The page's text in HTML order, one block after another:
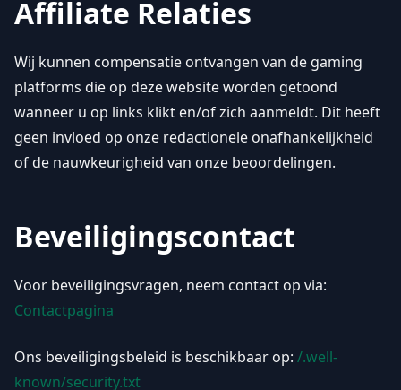
Affiliate Relaties
Wij kunnen compensatie ontvangen van de gaming
platforms die op deze website worden getoond
wanneer u op links klikt en/of zich aanmeldt. Dit heeft
geen invloed op onze redactionele onafhankelijkheid
of de nauwkeurigheid van onze beoordelingen.
Beveiligingscontact
Voor beveiligingsvragen, neem contact op via:
Contactpagina
Ons beveiligingsbeleid is beschikbaar op: /.well-
known/security.txt